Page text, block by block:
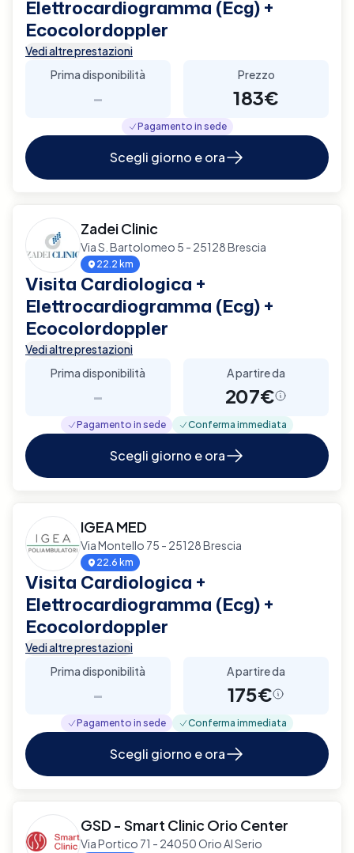
Elettrocardiogramma (Ecg) +
Ecocolordoppler
Vedi altre prestazioni
Prima disponibilità
-
Prezzo
183€
Pagamento in sede
Scegli giorno e ora
Zadei Clinic
Via S. Bartolomeo 5 - 25128 Brescia
22.2 km
Visita Cardiologica +
Elettrocardiogramma (Ecg) +
Ecocolordoppler
Vedi altre prestazioni
Prima disponibilità
-
A partire da
207€
Pagamento in sede Conferma immediata
Scegli giorno e ora
IGEA MED
Via Montello 75 - 25128 Brescia
22.6 km
Visita Cardiologica +
Elettrocardiogramma (Ecg) +
Ecocolordoppler
Vedi altre prestazioni
Prima disponibilità
-
A partire da
175€
Pagamento in sede Conferma immediata
Scegli giorno e ora
GSD - Smart Clinic Orio Center
Via Portico 71 - 24050 Orio Al Serio